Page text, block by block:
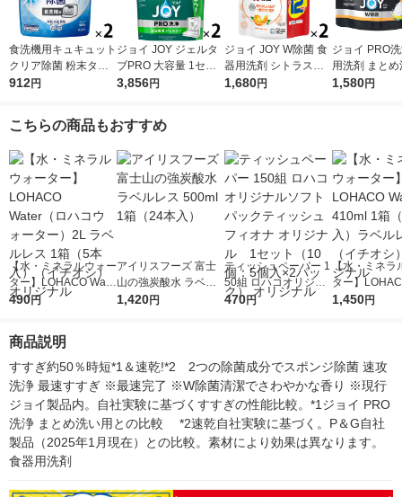
食洗機用キュキュット
クリア除菌 粉末タイ
プ グレープフルーツ
洗剤 花王
912円
ジョイ JOY ジェルタ
ブPRO 大容量 1セッ
ト（76個入×2袋） 食
3,856円
ジョイ JOY W除菌 食
器用洗剤 シトラスオ
レンジの香り 詰め替
1,680円
ジョイ PRO
用洗剤 まと
詰め替え 特
1,580円
こちらの商品もおすすめ
【水・ミネラルウォー
ター】LOHACO Wate
r（ロハコウォータ
シ） オリジナル
490円
アイリスフーズ 富士
山の強炭酸水 ラベル
レス 500ml 1箱（24
1,420円
ティッシュペーパー 1
50組 ロハコオリジナ
ルソフトパックティッ
オリジナル
470円
【水・ミネラ
ター】
r 410ml 1箱（
1,450円
商品説明
すすぎ約50％時短*1＆速乾!*2　2つの除菌成分でスポンジ除菌 速攻
洗浄 最速すすぎ ※最速完了 ※W除菌清潔でさわやかな香り ※現行
ジョイ製品内。自社実験に基づくすすぎの性能比較。*1ジョイ PRO
洗浄 まとめ洗い用との比較 　*2速乾自社実験に基づく。P＆G自社
製品（2025年1月現在）との比較。素材により効果は異なります。
食器用洗剤